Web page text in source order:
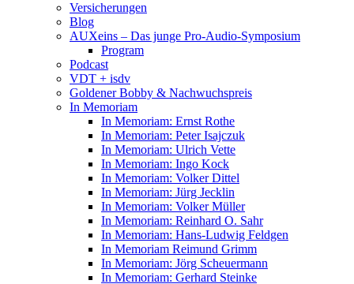
Versicherungen
Blog
AUXeins – Das junge Pro-Audio-Symposium
Program
Podcast
VDT + isdv
Goldener Bobby & Nachwuchspreis
In Memoriam
In Memoriam: Ernst Rothe
In Memoriam: Peter Isajczuk
In Memoriam: Ulrich Vette
In Memoriam: Ingo Kock
In Memoriam: Volker Dittel
In Memoriam: Jürg Jecklin
In Memoriam: Volker Müller
In Memoriam: Reinhard O. Sahr
In Memoriam: Hans-Ludwig Feldgen
In Memoriam Reimund Grimm
In Memoriam: Jörg Scheuermann
In Memoriam: Gerhard Steinke